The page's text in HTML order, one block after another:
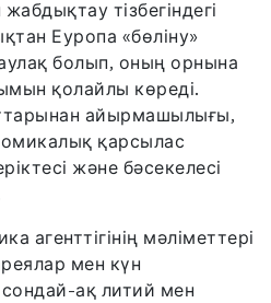
тізбегіндегі
Еуропа «бөліну»
болып, оның орнына
қолайлы көреді.
айырмашылығы,
қарсылас
және бәсекелесі
агенттігінің мәліметтері
мен күн
ақ литий мен